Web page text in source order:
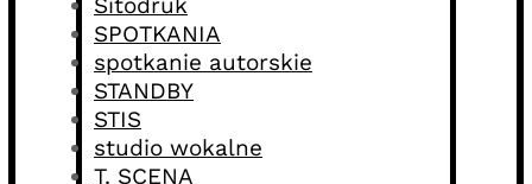
SPOTKANIA
spotkanie autorskie
STANDBY
STIS
studio wokalne
T. SCENA